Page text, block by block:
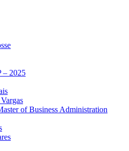
– 2025
of Business Administration